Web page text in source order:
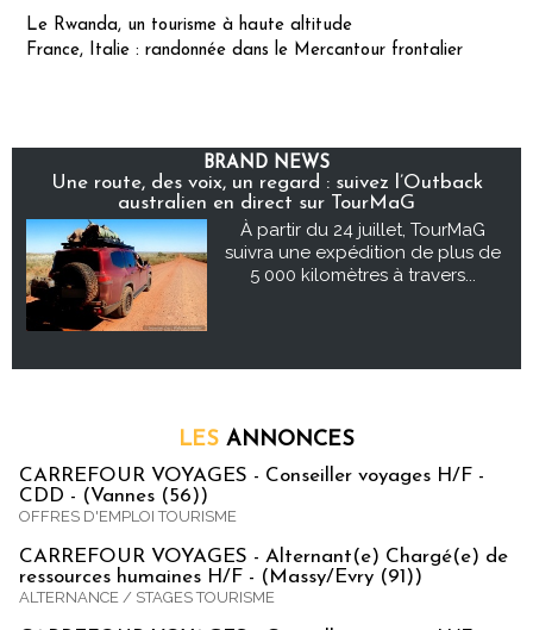
Le Rwanda, un tourisme à haute altitude
France, Italie : randonnée dans le Mercantour frontalier
BRAND NEWS
Une route, des voix, un regard : suivez l’Outback
australien en direct sur TourMaG
À partir du 24 juillet, TourMaG
suivra une expédition de plus de
5 000 kilomètres à travers...
LES ANNONCES
CARREFOUR VOYAGES - Conseiller voyages H/F -
CDD - (Vannes (56))
OFFRES D'EMPLOI TOURISME
CARREFOUR VOYAGES - Alternant(e) Chargé(e) de
ressources humaines H/F - (Massy/Evry (91))
ALTERNANCE / STAGES TOURISME